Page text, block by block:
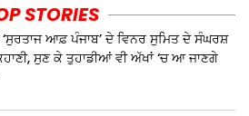
STORIES
‘ਸੁਰਤਾਜ ਆਫ਼ ਪੰਜਾਬ’ ਦੇ ਵਿਨਰ ਸੁਮਿਤ ਦੇ ਸੰਘਰਸ਼
ਸੁਣ ਕੇ ਤੁਹਾਡੀਆਂ ਵੀ ਅੱਖਾਂ ‘ਚ ਆ ਜਾਣਗੇ